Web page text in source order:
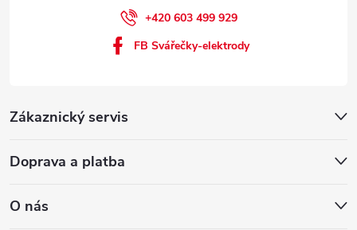
Zákaznický servis
Doprava a platba
O nás
+420 603 499 929
FB Svářečky-elektrody